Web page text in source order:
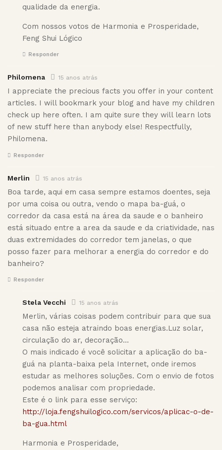
qualidade da energia.
Com nossos votos de Harmonia e Prosperidade,
Feng Shui Lógico
Responder
Philomena 15 anos atrás
I appreciate the precious facts you offer in your content
articles. I will bookmark your blog and have my children
check up here often. I am quite sure they will learn lots
of new stuff here than anybody else! Respectfully,
Philomena.
Responder
Merlin 15 anos atrás
Boa tarde, aqui em casa sempre estamos doentes, seja
por uma coisa ou outra, vendo o mapa ba-guá, o
corredor da casa está na área da saude e o banheiro
está situado entre a area da saude e da criatividade, nas
duas extremidades do corredor tem janelas, o que
posso fazer para melhorar a energia do corredor e do
banheiro?
Responder
Stela Vecchi 15 anos atrás
Merlin, várias coisas podem contribuir para que sua
casa não esteja atraindo boas energias.Luz solar,
circulação do ar, decoração…
O mais indicado é você solicitar a aplicação do ba-
guá na planta-baixa pela Internet, onde iremos
estudar as melhores soluções. Com o envio de fotos
podemos analisar com propriedade.
Este é o link para esse serviço:
http://loja.fengshuilogico.com/servicos/aplicac-o-de-
ba-gua.html
Harmonia e Prosperidade,